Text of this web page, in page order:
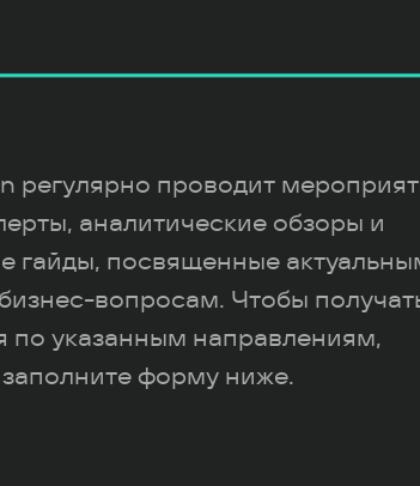
регулярно проводит
аналитические обзоры и
гайды, посвященные
вопросам. Чтобы
по указанным направлениям,
форму ниже.